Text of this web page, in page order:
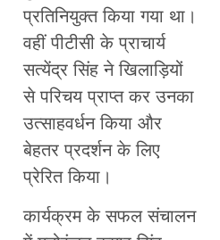
प्रतिनियुक्त किया गया था।
वहीं पीटीसी के प्राचार्य
सत्येंद्र सिंह ने खिलाड़ियों
से परिचय प्राप्त कर उनका
उत्साहवर्धन किया और
बेहतर प्रदर्शन के लिए
प्रेरित किया।
कार्यक्रम के सफल संचालन